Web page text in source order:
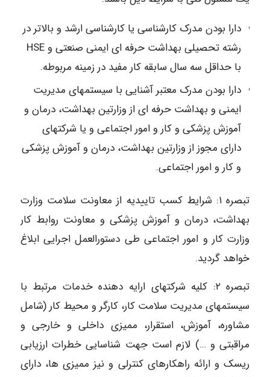
دارا بودن مدرک کارشناسی یا کارشناسی ارشد و بالاتر در
رشته تحصیلی بهداشت حرفه ای ایمنی صنعتی و HSE
با حداقل سه سال سابقه کار مفید در زمینه مربوطه.
دارا بودن مدرک معتبر آشنایی با سیستمهای مدیریت
ایمنی و بهداشت حرفه ای از وزارتین بهداشت، درمان و
آموزش پزشکی و کار و امور اجتماعی و یا شرکتهای
دارای مجوز از وزارتین بهداشت، درمان و آموزش پزشکی
و کار و امور اجتماعی.
تبصره ۱: شرایط کسب تاییدیه از معاونت سلامت وزارت
بهداشت، درمان و آموزش پزشکی و معاونت روابط کار
وزارت کار و امور اجتماعی طی دستورالعمل اجرایی ابلاغ
خواهد گردید.
تبصره ۲: کلیه شرکتهای ارایه دهنده خدمات مرتبط با
سیستمهای مدیریت سلامت کار، کارگر و محیط کار (شامل
مشاوره، آموزش، استقرار، ممیزی داخلی و خارجی و
مراقبتی و …) لازم است جهت شناسایی خطرات ارزیابی
ریسک و ارائه راهکارهای کنترلی و نیز ممیزی ها، دارای